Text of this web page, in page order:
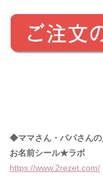
◆ママさん・パパさん
お名前シール★ラボ
https://www.2rezet.com/